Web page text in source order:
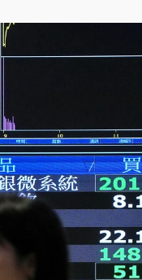
院聲請遭駁 理由曝
度塞車 周六起展出
今重開羈押庭
發紫」降雨熱區曝